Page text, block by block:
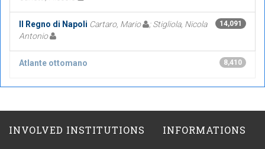
14,091
Il Regno di Napoli Cartaro, Mario
; Stigliola, Nicola
Antonio
8,410
Atlante ottomano
INVOLVED INSTITUTIONS INFORMATIONS